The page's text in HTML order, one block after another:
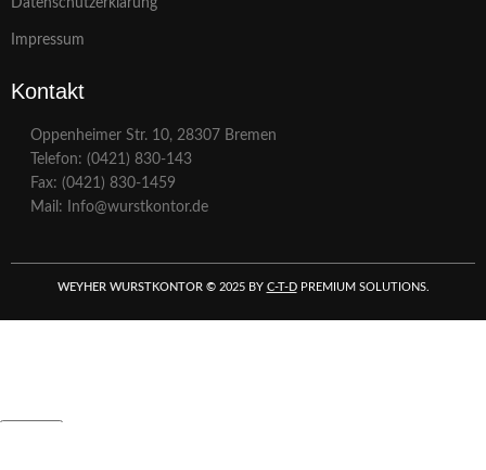
Datenschutzerklärung
Impressum
Kontakt
Oppenheimer Str. 10, 28307 Bremen
Telefon: (0421) 830-143
Fax: (0421) 830-1459
Mail: Info@wurstkontor.de
WEYHER WURSTKONTOR © 2025 BY C-T-DPREMIUM SOLUTIONS.